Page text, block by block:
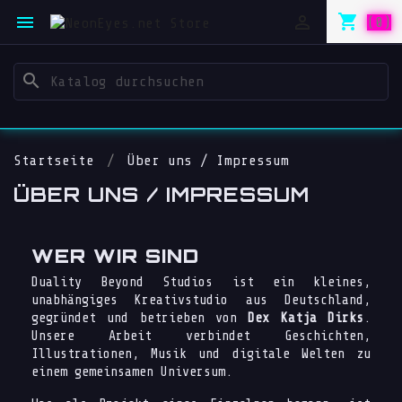
 shopping_cart (0)
search
Startseite Über uns / Impressum
ÜBER UNS / IMPRESSUM
WER WIR SIND
Duality Beyond Studios ist ein kleines,
unabhängiges Kreativstudio aus Deutschland,
gegründet und betrieben von Dex Katja Dirks .
Unsere Arbeit verbindet Geschichten,
Illustrationen, Musik und digitale Welten zu
einem gemeinsamen Universum.